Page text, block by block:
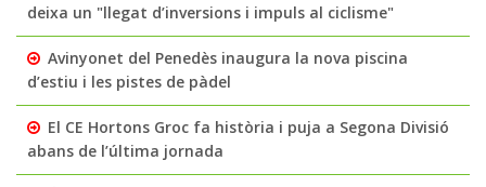
deixa un "llegat d’inversions i impuls al ciclisme"
Avinyonet del Penedès inaugura la nova piscina
d’estiu i les pistes de pàdel
El CE Hortons Groc fa història i puja a Segona Divisió
abans de l’última jornada